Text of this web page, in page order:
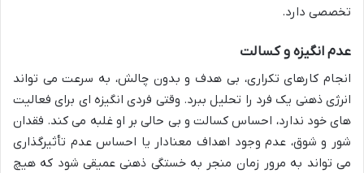
تخصصی دارد.
عدم انگیزه و کسالت
انجام کارهای تکراری، بی هدف و بدون چالش، به سرعت می تواند
انرژی ذهنی یک فرد را تحلیل ببرد. وقتی فردی انگیزه ای برای فعالیت
های خود ندارد، احساس کسالت و بی حالی بر او غلبه می کند. فقدان
شور و شوق، عدم وجود اهداف معنادار یا احساس عدم تأثیرگذاری
می تواند به مرور زمان منجر به خستگی ذهنی عمیقی شود که هیچ